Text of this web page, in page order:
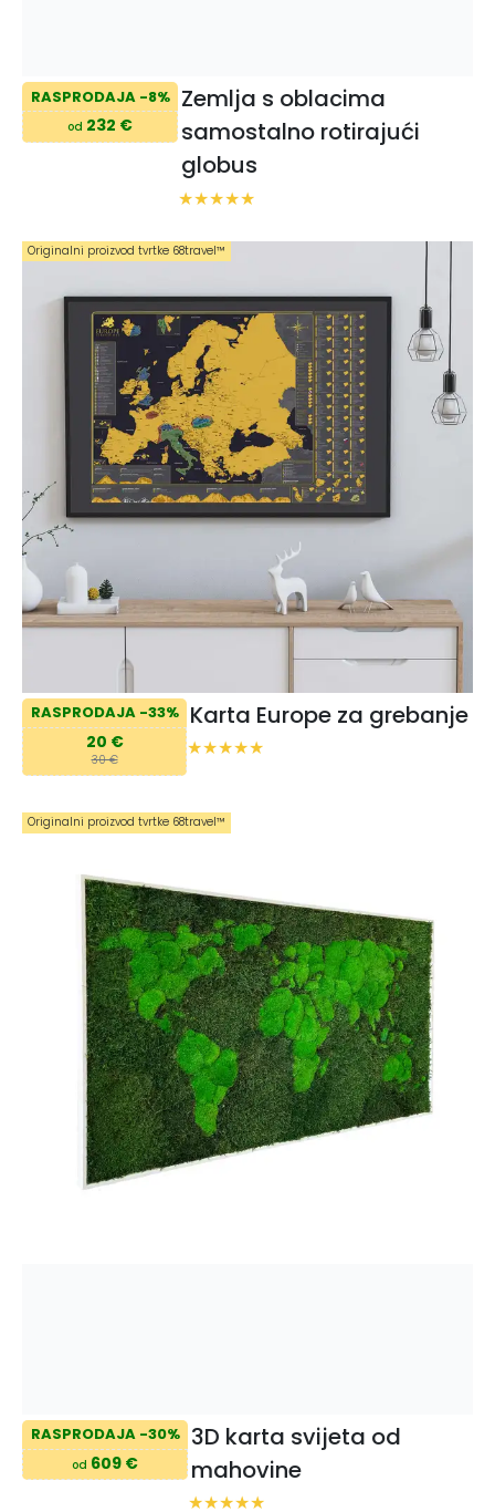
RASPRODAJA -8%
od 232 €
Zemlja s oblacima
samostalno rotirajući
globus
RASPRODAJA -33%
20 €
30 €
Karta Europe za grebanje
Originalni proizvod tvrtke 68travel™️
RASPRODAJA -30%
od 609 €
3D karta svijeta od
mahovine
Originalni proizvod tvrtke 68travel™️